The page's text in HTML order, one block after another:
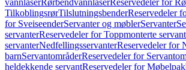
vannlåserRørbendvannlåserReservedeler for
TilkoblingsrørTilslutningsbenderReservedeler
for SveiseenderServanter og møblerServanter
servanterReservedeler for Toppmonterte
servanterNedfellingsservanterReservedeler for
barnServantområderReservedeler for
heldekkende servantReservedeler for